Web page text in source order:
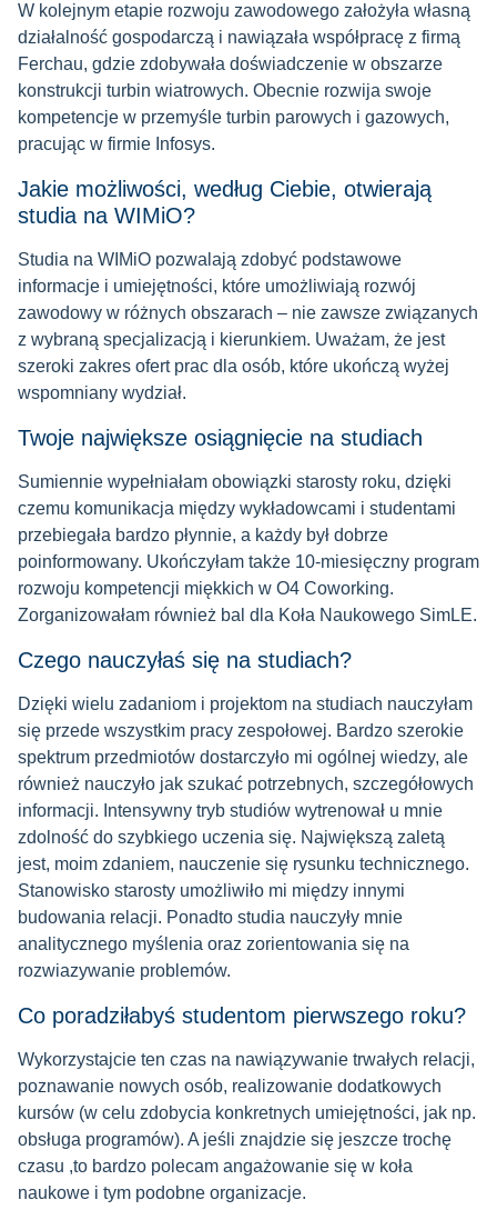
W kolejnym etapie rozwoju zawodowego założyła własną
działalność gospodarczą i nawiązała współpracę z firmą
Ferchau, gdzie zdobywała doświadczenie w obszarze
konstrukcji turbin wiatrowych. Obecnie rozwija swoje
kompetencje w przemyśle turbin parowych i gazowych,
pracując w firmie Infosys.
Jakie możliwości, według Ciebie, otwierają
studia na WIMiO?
Studia na WIMiO pozwalają zdobyć podstawowe
informacje i umiejętności, które umożliwiają rozwój
zawodowy w różnych obszarach – nie zawsze związanych
z wybraną specjalizacją i kierunkiem. Uważam, że jest
szeroki zakres ofert prac dla osób, które ukończą wyżej
wspomniany wydział.
Twoje największe osiągnięcie na studiach
Sumiennie wypełniałam obowiązki starosty roku, dzięki
czemu komunikacja między wykładowcami i studentami
przebiegała bardzo płynnie, a każdy był dobrze
poinformowany. Ukończyłam także 10-miesięczny program
rozwoju kompetencji miękkich w O4 Coworking.
Zorganizowałam również bal dla Koła Naukowego SimLE.
Czego nauczyłaś się na studiach?
Dzięki wielu zadaniom i projektom na studiach nauczyłam
się przede wszystkim pracy zespołowej. Bardzo szerokie
spektrum przedmiotów dostarczyło mi ogólnej wiedzy, ale
również nauczyło jak szukać potrzebnych, szczegółowych
informacji. Intensywny tryb studiów wytrenował u mnie
zdolność do szybkiego uczenia się. Największą zaletą
jest, moim zdaniem, nauczenie się rysunku technicznego.
Stanowisko starosty umożliwiło mi między innymi
budowania relacji. Ponadto studia nauczyły mnie
analitycznego myślenia oraz zorientowania się na
rozwiazywanie problemów.
Co poradziłabyś studentom pierwszego roku?
Wykorzystajcie ten czas na nawiązywanie trwałych relacji,
poznawanie nowych osób, realizowanie dodatkowych
kursów (w celu zdobycia konkretnych umiejętności, jak np.
obsługa programów). A jeśli znajdzie się jeszcze trochę
czasu ,to bardzo polecam angażowanie się w koła
naukowe i tym podobne organizacje.